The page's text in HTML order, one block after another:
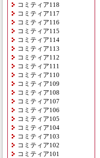
コミティア118
コミティア117
コミティア116
コミティア115
コミティア114
コミティア113
コミティア112
コミティア111
コミティア110
コミティア109
コミティア108
コミティア107
コミティア106
コミティア105
コミティア104
コミティア103
コミティア102
コミティア101